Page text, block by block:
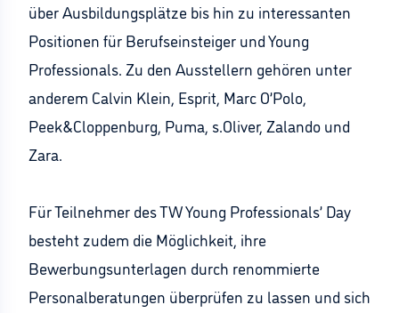
über Ausbildungsplätze bis hin zu interessanten
Positionen für Berufseinsteiger und Young
Professionals. Zu den Ausstellern gehören unter
anderem Calvin Klein, Esprit, Marc O’Polo,
Peek&Cloppenburg, Puma, s.Oliver, Zalando und
Zara.
Für Teilnehmer des TW Young Professionals’ Day
besteht zudem die Möglichkeit, ihre
Bewerbungsunterlagen durch renommierte
Personalberatungen überprüfen zu lassen und sich